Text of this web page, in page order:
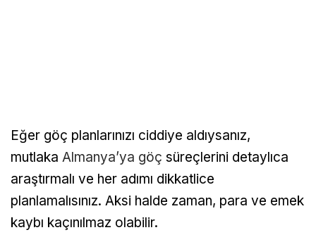
Eğer göç planlarınızı ciddiye aldıysanız,
mutlaka Almanya’ya göç süreçlerini detaylıca
araştırmalı ve her adımı dikkatlice
planlamalısınız. Aksi halde zaman, para ve emek
kaybı kaçınılmaz olabilir.